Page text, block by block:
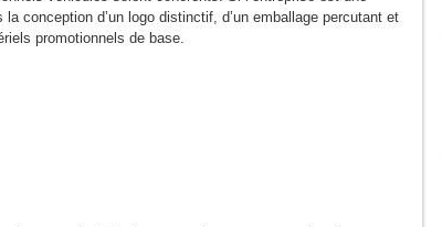
conception d’un logo distinctif, d’un emballage percutant et
promotionnels de base.